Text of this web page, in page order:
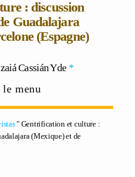
: discussion
Guadalajara
(Espagne)
Cassián Yde *
menu
" Gentrification et culture :
(Mexique) et de